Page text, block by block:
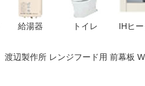
給湯器 トイレ IHヒ
渡辺製作所 レンジフード用 前幕板